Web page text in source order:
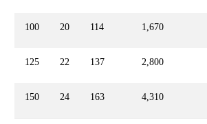
100 20 114 1,670
125 22 137 2,800
150 24 163 4,310